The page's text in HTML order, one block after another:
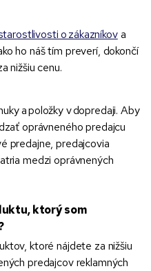
o zákazníkova
ho náš tím preverí, dokončí
nižšiu cenu.
a položky v dopredaji. Aby
oprávneného predajcu
predajne, predajcovia
medzi oprávnených
ktorý som
ktoré nájdete za nižšiu
predajcov reklamných